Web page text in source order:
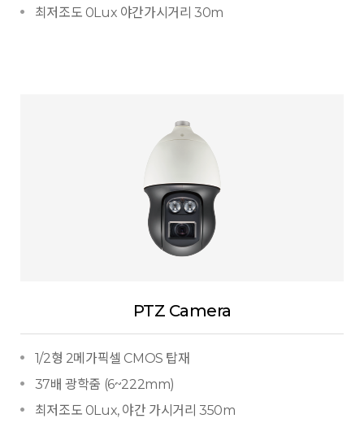
최저조도 0Lux 야간가시거리 30m
PTZ Camera
1/2형 2메가픽셀 CMOS 탑재
37배 광학줌 (6~222mm)
최저조도 0Lux, 야간 가시거리 350m